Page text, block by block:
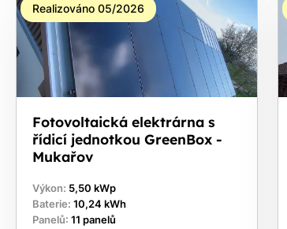
Realizováno 05/2026
Fotovoltaická elektrárna s
řídicí jednotkou GreenBox -
Mukařov
Výkon: 5,50 kWp
Baterie: 10,24 kWh
Panelů: 11 panelů